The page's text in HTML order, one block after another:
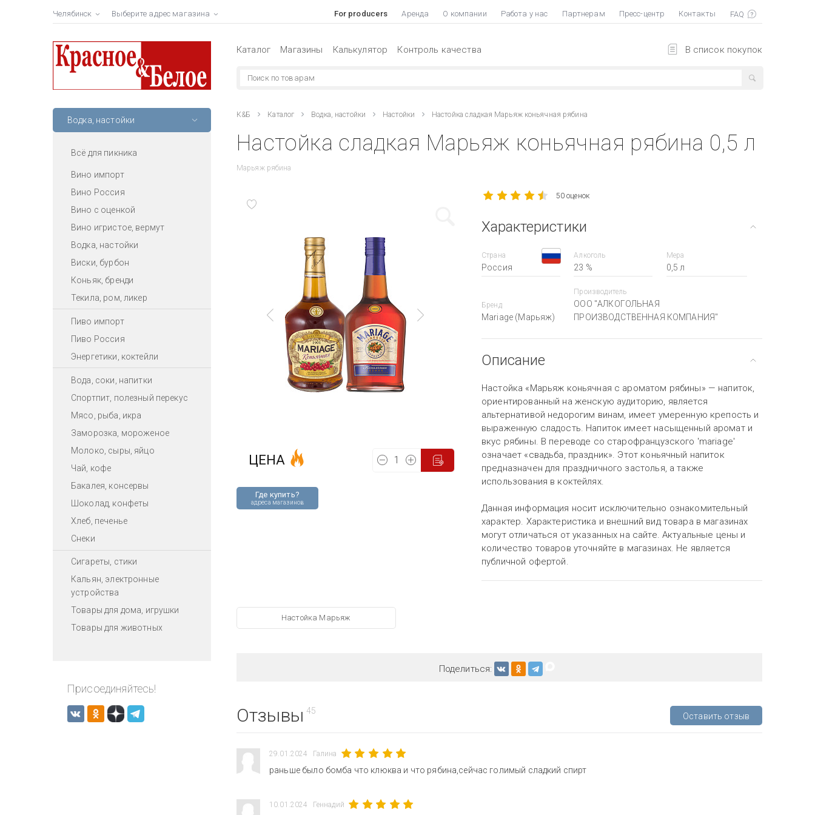
Челябинск Выберите адрес магазина For producers Аренда О компании Работа у нас Партнерам Пресс-центр Контакты
В список покупок
Каталог Магазины Калькулятор Контроль качества
Водка, настойки
Всё для пикника
Вино импорт
Вино Россия
Вино с оценкой
Вино игристое, вермут
Водка, настойки
Виски, бурбон
Коньяк, бренди
Текила, ром, ликер
Пиво импорт
Пиво Россия
Энергетики, коктейли
Вода, соки, напитки
Спортпит, полезный перекус
Мясо, рыба, икра
Заморозка, мороженое
Молоко, сыры, яйцо
Чай, кофе
Бакалея, консервы
Шоколад, конфеты
Хлеб, печенье
Снеки
Сигареты, стики
Кальян, электронные
устройства
Товары для дома, игрушки
Товары для животных
Присоединяйтесь!
К&Б Каталог Водка, настойки Настойки Настойка сладкая Марьяж коньячная рябина
Настойка сладкая Марьяж коньячная рябина 0,5 л
Марьяж рябина
Где купить?
адреса магазинов
ЦЕНА
50 оценок
Характеристики
Страна
Россия
Алкоголь
23 %
Мера
0,5 л
Бренд
Mariage (Марьяж)
Производитель
ООО "АЛКОГОЛЬНАЯ
ПРОИЗВОДСТВЕННАЯ КОМПАНИЯ"
Описание
Настойка «Марьяж коньячная с ароматом рябины» — напиток,
ориентированный на женскую аудиторию, является
альтернативой недорогим винам, имеет умеренную крепость и
выраженную сладость. Напиток имеет насыщенный аромат и
вкус рябины. В переводе со старофранцузского 'mariage'
означает «свадьба, праздник». Этот коньячный напиток
предназначен для праздничного застолья, а также
использования в коктейлях.
Данная информация носит исключительно ознакомительный
характер. Характеристика и внешний вид товара в магазинах
могут отличаться от указанных на сайте. Актуальные цены и
количество товаров уточняйте в магазинах. Не является
публичной офертой.
Настойка Марьяж
Поделиться:
Отзывы 45
Оставить отзыв
29.01.2024 Галина
раньше было бомба что клюква и что рябина,сейчас голимый сладкий спирт
10.01.2024 Геннадий